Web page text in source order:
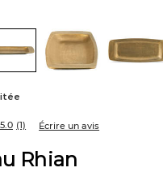
Rhian
5.0 (1) Écrire un avis